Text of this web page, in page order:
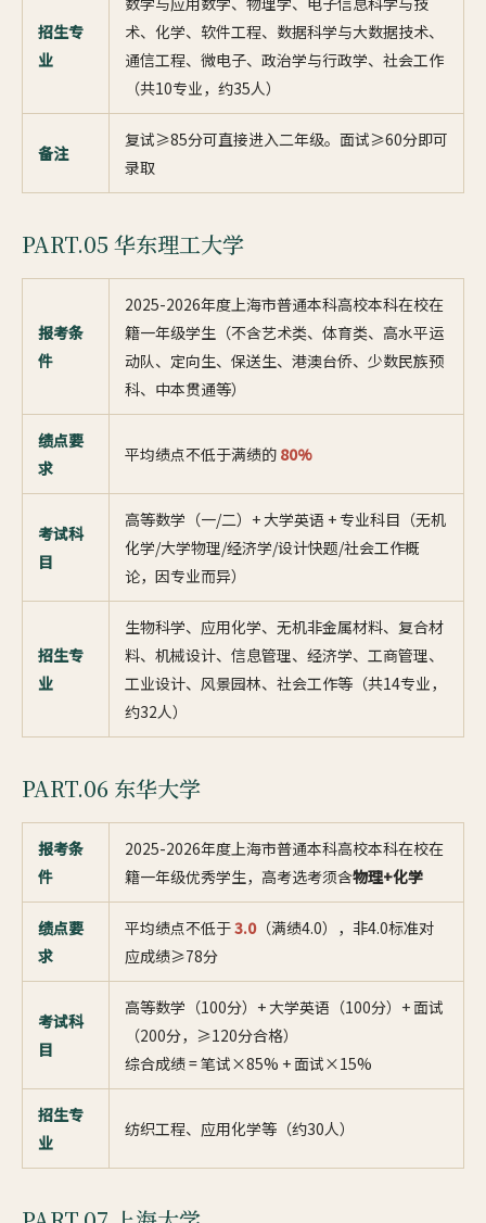
招生专
业
术、化学、软件工程、数据科学与大数据技术、
通信工程、微电子、政治学与行政学、社会工作
（共10专业，约35人）
备注
复试≥85分可直接进入二年级。面试≥60分即可
录取
PART.05 华东理工大学
报考条
件
2025-2026年度上海市普通本科高校本科在校在
籍一年级学生（不含艺术类、体育类、高水平运
动队、定向生、保送生、港澳台侨、少数民族预
科、中本贯通等）
绩点要
求
平均绩点不低于满绩的 80%
考试科
目
高等数学（一/二）+ 大学英语 + 专业科目（无机
化学/大学物理/经济学/设计快题/社会工作概
论，因专业而异）
招生专
业
生物科学、应用化学、无机非金属材料、复合材
料、机械设计、信息管理、经济学、工商管理、
工业设计、风景园林、社会工作等（共14专业，
约32人）
PART.06 东华大学
报考条
件
2025-2026年度上海市普通本科高校本科在校在
籍一年级优秀学生，高考选考须含物理+化学
绩点要
求
平均绩点不低于3.0（满绩4.0），非4.0标准对
应成绩≥78分
考试科
目
高等数学（100分）+ 大学英语（100分）+ 面试
（200分，≥120分合格）
综合成绩 = 笔试×85% + 面试×15%
招生专
业
纺织工程、应用化学等（约30人）